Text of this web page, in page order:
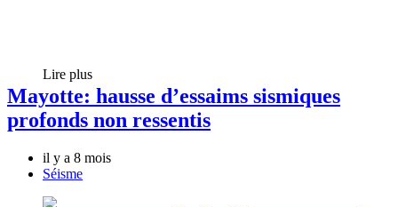
Lire plus
Mayotte: hausse d’essaims sismiques
profonds non ressentis
il y a 8 mois
Séisme